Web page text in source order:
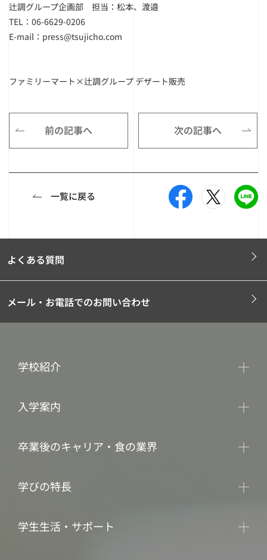
辻調グループ企画部 担当：松本、渡邉
TEL：06-6629-0206
E-mail：press@tsujicho.com
ファミリーマート×辻調グループ デザート販売
前の記事へ 次の記事へ
一覧に戻る
よくある質問
メール・お電話でのお問い合わせ
学校紹介
入学案内
卒業後のキャリア・食の業界
学びの特長
学生生活・サポート